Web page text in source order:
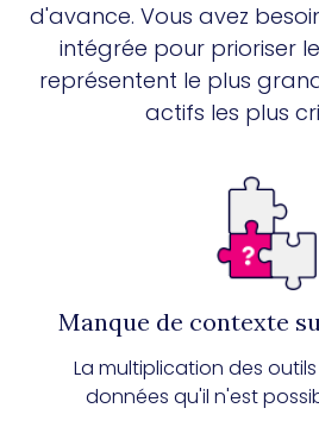
d'avance. Vous avez
intégrée pour prioriser
représentent le plus
actifs les plus
Manque de contexte
La multiplication des
données qu'il n'est